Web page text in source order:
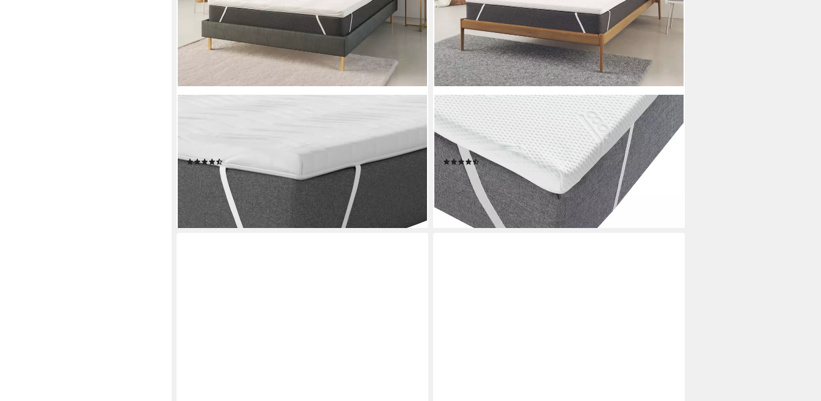
hoch, Gelschaum, Matratze, Boxspringbett, Allergiker
(56)
ab 49,99 € UVP159,00 €
nur bis Dienstag
-69%
lieferbar in 3 Wochen
OTTO HOME
Topper Aquam, Topper 90x200 cm,180x200 cm in 4
Härtegraden, 6 cm hoch, Kaltschaum, Matratze, langlebige
Qualität (RG 37), Hausstauballergiker geeignet
(907)
ab 64,98 € UVP199,00 €
nur bis Dienstag
-67%
lieferbar - in 3-4 Werktagen bei dir